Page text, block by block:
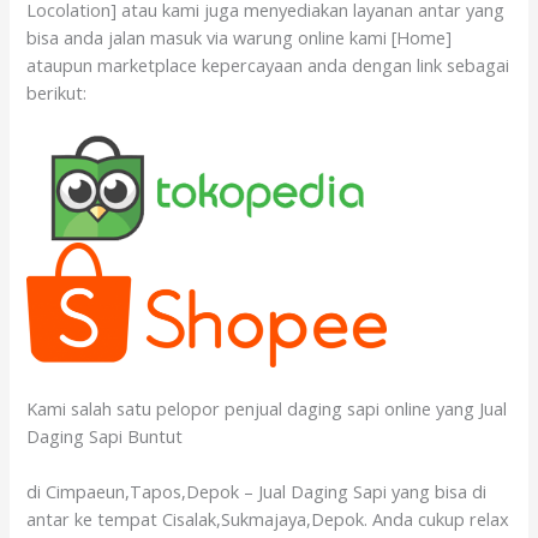
Locolation] atau kami juga menyediakan layanan antar yang
bisa anda jalan masuk via warung online kami [Home]
ataupun marketplace kepercayaan anda dengan link sebagai
berikut:
Kami salah satu pelopor penjual daging sapi online yang Jual
Daging Sapi Buntut
di Cimpaeun,Tapos,Depok – Jual Daging Sapi yang bisa di
antar ke tempat Cisalak,Sukmajaya,Depok. Anda cukup relax